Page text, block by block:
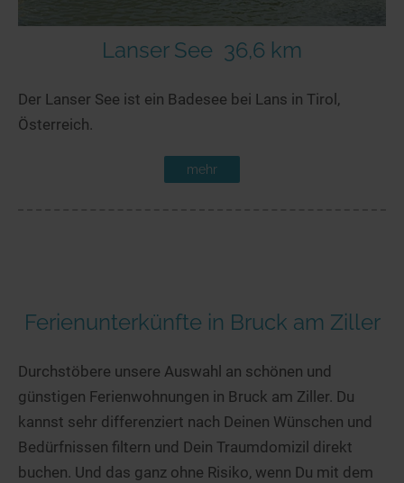
Lanser See 36,6 km
Der Lanser See ist ein Badesee bei Lans in Tirol,
Österreich.
mehr
Ferienunterkünfte in Bruck am Ziller
Durchstöbere unsere Auswahl an schönen und
günstigen Ferienwohnungen in Bruck am Ziller. Du
kannst sehr differenziert nach Deinen Wünschen und
Bedürfnissen filtern und Dein Traumdomizil direkt
buchen. Und das ganz ohne Risiko, wenn Du mit dem